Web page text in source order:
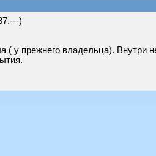
)
( у прежнего владельца).